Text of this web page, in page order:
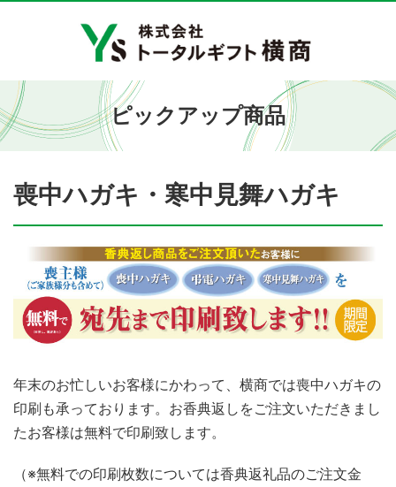
ピックアップ商品
喪中ハガキ・寒中見舞ハガキ
年末のお忙しいお客様にかわって、横商では喪中ハガキの
印刷も承っております。お香典返しをご注文いただきまし
たお客様は無料で印刷致します。
（※無料での印刷枚数については香典返礼品のご注文金